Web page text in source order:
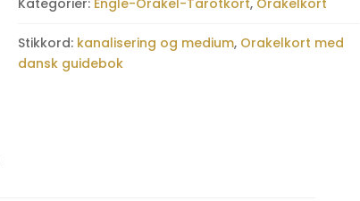
Stikkord: kanalisering og medium, Orakelkort med
dansk guidebok